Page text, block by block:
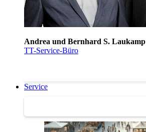
Andrea und Bernhard S. Laukamp
TT-Service-Büro
Service